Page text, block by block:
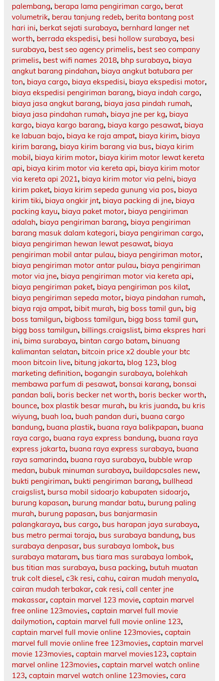
palembang, berapa lama pengiriman cargo, berat
volumetrik, berau tanjung redeb, berita bontang post
hari ini, berkat sejati surabaya, bernhard langer net
worth, berrada ekspedisi, besi hollow surabaya, besi
surabaya, best seo agency primelis, best seo company
primelis, best wifi names 2018, bhp surabaya, biaya
angkut barang pindahan, biaya angkut batubara per
ton, biaya cargo, biaya ekspedisi, biaya ekspedisi motor,
biaya ekspedisi pengiriman barang, biaya indah cargo,
biaya jasa angkut barang, biaya jasa pindah rumah,
biaya jasa pindahan rumah, biaya jne per kg, biaya
kargo, biaya kargo barang, biaya kargo pesawat, biaya
ke labuan bajo, biaya ke raja ampat, biaya kirim, biaya
kirim barang, biaya kirim barang via bus, biaya kirim
mobil, biaya kirim motor, biaya kirim motor lewat kereta
api, biaya kirim motor via kereta api, biaya kirim motor
via kereta api 2021, biaya kirim motor via pelni, biaya
kirim paket, biaya kirim sepeda gunung via pos, biaya
kirim tiki, biaya ongkir jnt, biaya packing di jne, biaya
packing kayu, biaya paket motor, biaya pengiriman
adalah, biaya pengiriman barang, biaya pengiriman
barang masuk dalam kategori, biaya pengiriman cargo,
biaya pengiriman hewan lewat pesawat, biaya
pengiriman mobil antar pulau, biaya pengiriman motor,
biaya pengiriman motor antar pulau, biaya pengiriman
motor via jne, biaya pengiriman motor via kereta api,
biaya pengiriman paket, biaya pengiriman pos kilat,
biaya pengiriman sepeda motor, biaya pindahan rumah,
biaya raja ampat, bibit murah, big boss tamil gun, big
boss tamilgun, bigboss tamilgun, bigg boss tamil gun,
bigg boss tamilgun, billings.craigslist, bima ekspres hari
ini, bima surabaya, bintan cargo batam, binuang
kalimantan selatan, bitcoin price x2 double your btc
moon bitcoin live, bitung jakarta, blog 123, blog
marketing definition, bogangin surabaya, bolehkah
membawa parfum di pesawat, bonsai karang, bonsai
pandan bali, boris becker net worth, boris becker worth,
bounce, box plastik besar murah, bu kris juanda, bu kris
wiyung, buah loa, buah pandan duri, buana cargo
bandung, buana plastik, buana raya balikpapan, buana
raya cargo, buana raya express bandung, buana raya
express jakarta, buana raya express surabaya, buana
raya samarinda, buana raya surabaya, bubble wrap
medan, bubuk minuman surabaya, buildapcsales new,
bukti pengiriman, bukti pengiriman barang, bullhead
craigslist, bursa mobil sidoarjo kabupaten sidoarjo,
burung kapasan, burung mandar batu, burung paling
murah, burung papasan, bus banjarmasin
palangkaraya, bus cargo, bus harapan jaya surabaya,
bus metro permai toraja, bus surabaya bandung, bus
surabaya denpasar, bus surabaya lombok, bus
surabaya mataram, bus tiara mas surabaya lombok,
bus titian mas surabaya, busa packing, butuh muatan
truk colt diesel, c3k resi, cahu, cairan mudah menyala,
cairan mudah terbakar, cak resi, call center jne
makassar, captain marvel 123 movie, captain marvel
free online 123movies, captain marvel full movie
dailymotion, captain marvel full movie online 123,
captain marvel full movie online 123movies, captain
marvel full movie online free 123movies, captain marvel
movie 123movies, captain marvel movies123, captain
marvel online 123movies, captain marvel watch online
123, captain marvel watch online 123movies, cara